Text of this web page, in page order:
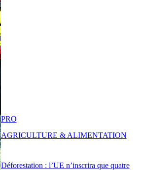
Déforestation : l’UE n’inscrira que quatre
PRO
AGRICULTURE & ALIMENTATION